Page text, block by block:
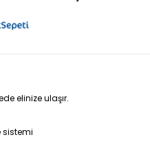
elinize ulaşır.
sistemi